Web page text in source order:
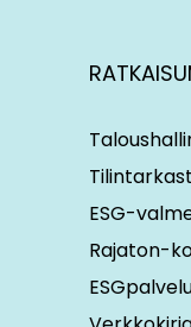
ESG-
Rajaton-